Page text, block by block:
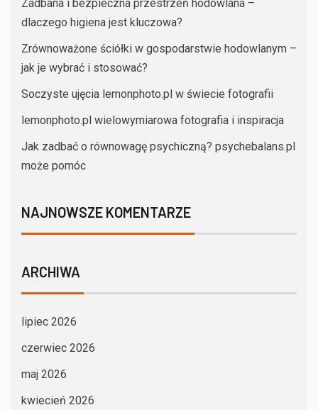
Zadbana i bezpieczna przestrzeń hodowlana –
dlaczego higiena jest kluczowa?
Zrównoważone ściółki w gospodarstwie hodowlanym –
jak je wybrać i stosować?
Soczyste ujęcia lemonphoto.pl w świecie fotografii
lemonphoto.pl wielowymiarowa fotografia i inspiracja
Jak zadbać o równowagę psychiczną? psychebalans.pl
może pomóc
NAJNOWSZE KOMENTARZE
ARCHIWA
lipiec 2026
czerwiec 2026
maj 2026
kwiecień 2026